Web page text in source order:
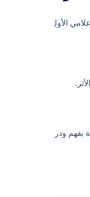
الأول الأعلى جودة
ودراية.